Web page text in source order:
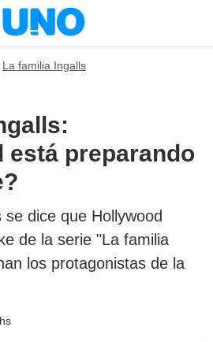
La familia Ingalls
está preparando
dice que Hollywood
de la serie "La familia
los protagonistas de la